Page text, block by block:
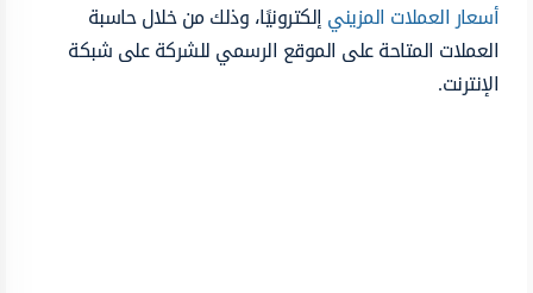
أسعار العملات المزينيإلكترونيًا، وذلك من خلال حاسبة
العملات المتاحة على الموقع الرسمي للشركة على شبكة
الإنترنت.